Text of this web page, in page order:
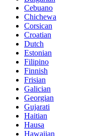
Cebuano
Chichewa
Corsican
Croatian
Dutch
Estonian
Filipino
Finnish
Frisian
Galician
Georgian
Gujarati
Haitian
Hausa
Hawaiian